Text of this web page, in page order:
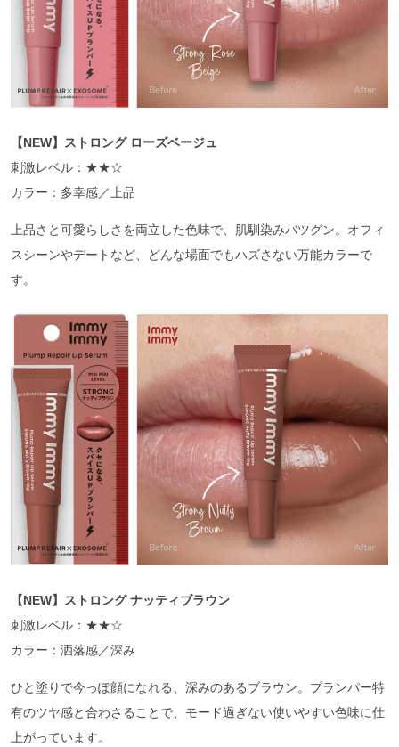
【NEW】ストロング ローズベージュ
刺激レベル：★★☆
カラー：多幸感／上品
上品さと可愛らしさを両立した色味で、肌馴染みバツグン。オフィ
スシーンやデートなど、どんな場面でもハズさない万能カラーで
す。
【NEW】ストロング ナッティブラウン
刺激レベル：★★☆
カラー：洒落感／深み
ひと塗りで今っぽ顔になれる、深みのあるブラウン。プランパー特
有のツヤ感と合わさることで、モード過ぎない使いやすい色味に仕
上がっています。